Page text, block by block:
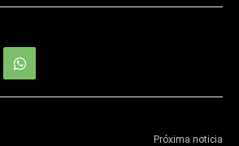
Próxima noticia